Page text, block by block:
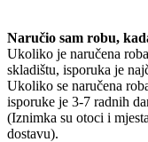
Naručio sam robu,
Ukoliko je naručena
skladištu, isporuka je
Ukoliko se naručena
isporuke je 3-7 radnih
(Iznimka su otoci i
dostavu).